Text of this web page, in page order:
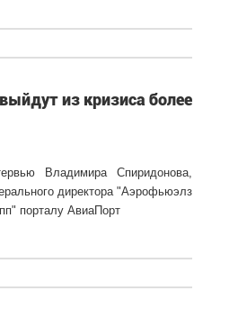
из кризиса более
Владимира Спиридонова,
директора "Аэрофьюэлз
порталу АвиаПорт